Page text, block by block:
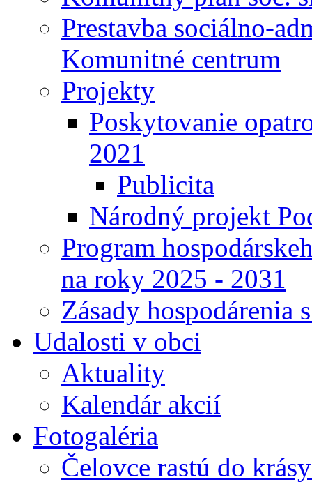
Prestavba sociálno-
Komunitné centrum
Projekty
Poskytovanie
2021
Publicita
Národný projekt
Program
na roky 2025 - 2031
Zásady hospodárenia
Udalosti v obci
Aktuality
Kalendár akcií
Fotogaléria
Čelovce rastú do